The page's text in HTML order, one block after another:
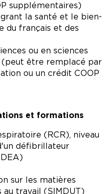
supplémentaires)
la santé et le bien-
du français et des
ou en sciences
(peut être remplacé par
ou un crédit COOP
et formations
(RCR), niveau
défibrillateur
sur les matières
au travail (SIMDUT)